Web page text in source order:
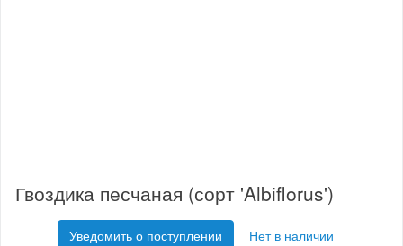
Гвоздика песчаная (сорт 'Albiflorus')
Уведомить о поступлении Нет в наличии